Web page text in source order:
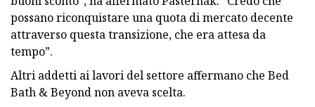
possano riconquistare una quota di mercato decente
attraverso questa transizione, che era attesa da
tempo”.
Altri addetti ai lavori del settore affermano che Bed
Bath & Beyond non aveva scelta.